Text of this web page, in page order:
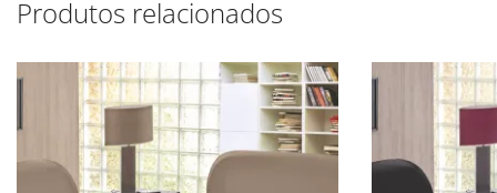
Produtos relacionados